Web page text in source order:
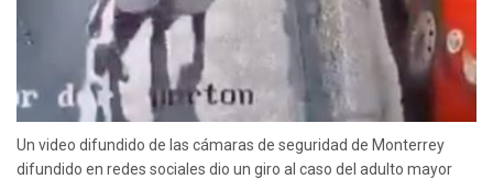
Un video difundido de las cámaras de seguridad de Monterrey
difundido en redes sociales dio un giro al caso del adulto mayor